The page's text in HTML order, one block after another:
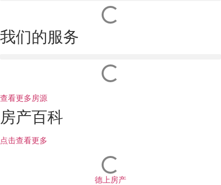
我们的服务
查看更多房源
房产百科
点击查看更多
德上房产